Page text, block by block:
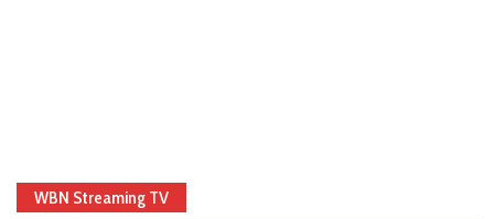
WBN Streaming TV